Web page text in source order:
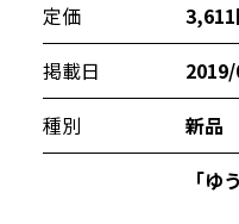
定価
掲載日
種別
新品
「ゆ